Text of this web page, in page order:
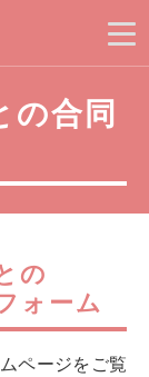
の合同
の
ォーム
ページをご覧